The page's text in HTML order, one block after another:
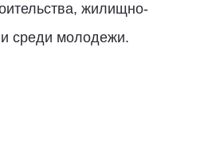
жилищно-
среди молодежи.